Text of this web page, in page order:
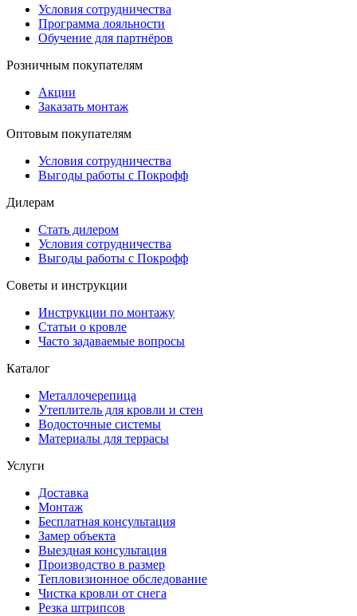
Условия сотрудничества
Программа лояльности
Обучение для партнёров
Розничным покупателям
Акции
Заказать монтаж
Оптовым покупателям
Условия сотрудничества
Выгоды работы с Покрофф
Дилерам
Стать дилером
Условия сотрудничества
Выгоды работы с Покрофф
Советы и инструкции
Инструкции по монтажу
Статьи о кровле
Часто задаваемые вопросы
Каталог
Металлочерепица
Утеплитель для кровли и стен
Водосточные системы
Материалы для террасы
Услуги
Доставка
Монтаж
Бесплатная консультация
Замер объекта
Выездная консультация
Производство в размер
Тепловизионное обследование
Чистка кровли от снега
Резка штрипсов